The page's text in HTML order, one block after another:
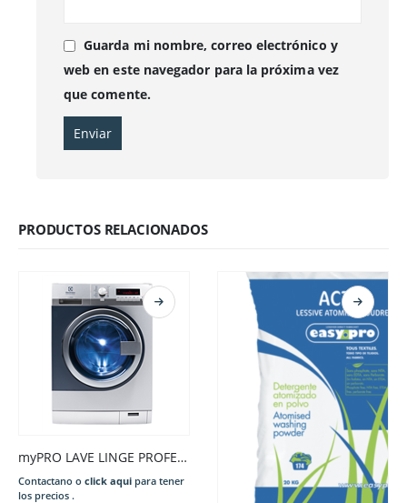
Guarda mi nombre, correo electrónico y
web en este navegador para la próxima vez
que comente.
PRODUCTOS RELACIONADOS
myPRO LAVE LINGE PROFESSIONNEL 8KG
Contactano o click aqui para tener
los precios .